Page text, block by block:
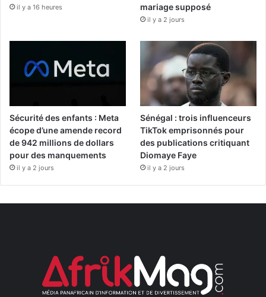
il y a 16 heures
mariage supposé
il y a 2 jours
Sécurité des enfants : Meta
écope d’une amende record
de 942 millions de dollars
pour des manquements
il y a 2 jours
Sénégal : trois influenceurs
TikTok emprisonnés pour
des publications critiquant
Diomaye Faye
il y a 2 jours